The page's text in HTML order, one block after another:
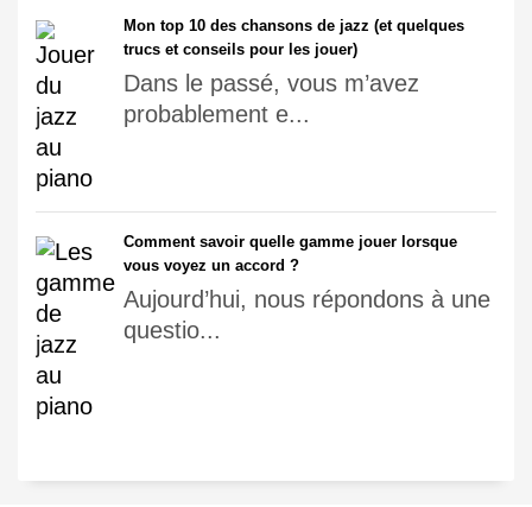
Mon top 10 des chansons de jazz (et quelques
trucs et conseils pour les jouer)
Dans le passé, vous m’avez
probablement e...
Comment savoir quelle gamme jouer lorsque
vous voyez un accord ?
Aujourd’hui, nous répondons à une
questio...